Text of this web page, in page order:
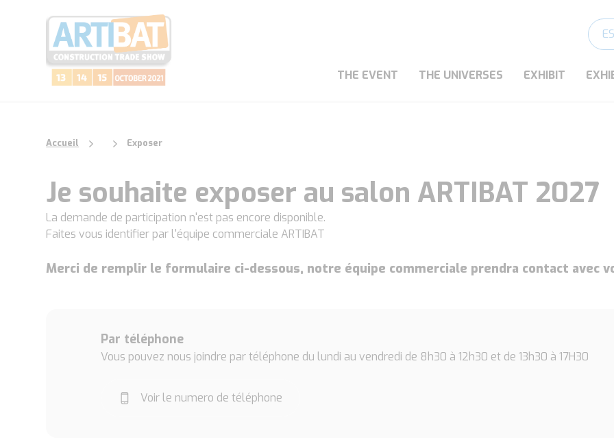
THE EVENT THE UNIVERSES EXHIBIT
Accueil Exposer
Je souhaite exposer au salon ARTIBAT 2027
La demande de participation n'est pas encore disponible.
Faites vous identifier par l'équipe commerciale ARTIBAT
Merci de remplir le formulaire ci-dessous, notre équipe commerciale prendra contact avec
Par téléphone
Vous pouvez nous joindre par téléphone du lundi au vendredi de 8h30 à 12h30 et de 13h30 à 17H30
Voir le numero de téléphone